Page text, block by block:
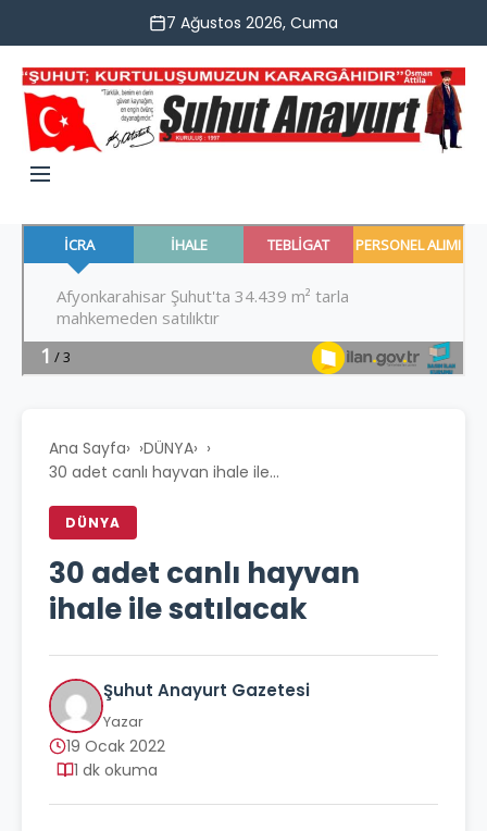
7 Ağustos 2026, Cuma
Ana Sayfa› DÜNYA›
30 adet canlı hayvan ihale ile...
DÜNYA
30 adet canlı hayvan
ihale ile satılacak
Şuhut Anayurt Gazetesi
Yazar
19 Ocak 2022
1 dk okuma